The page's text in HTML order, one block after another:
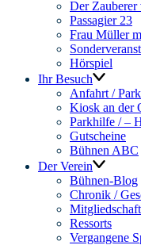
Der Zauberer
Passagier 23
Frau Müller
Hörspiel
Ihr Besuch
Anfahrt /
Kiosk an der
Parkhilfe / –
Gutscheine
Bühnen ABC
Der Verein
Bühnen-Blog
Chronik /
Mitgliedschaft
Ressorts
Vergangene